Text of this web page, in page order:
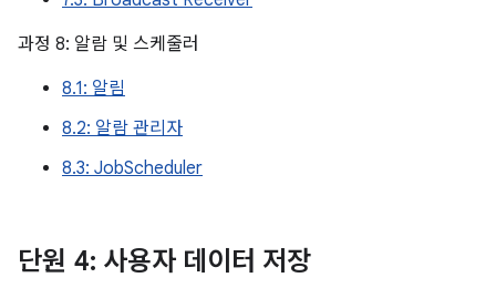
과정 8: 알람 및 스케줄러
8.1: 알림
8.2: 알람 관리자
8.3: JobScheduler
단원 4: 사용자 데이터 저장